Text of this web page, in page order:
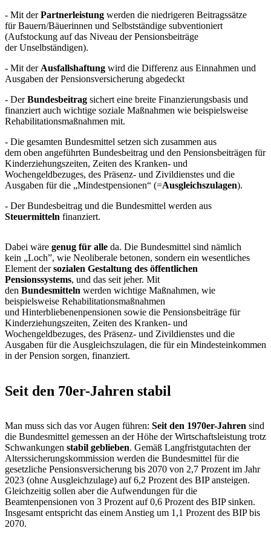
- Mit derPartnerleistung werden die niedrigeren Beitragssätze
für Bauern/Bäuerinnen und Selbstständige subventioniert
(Aufstockung auf das Niveau der Pensionsbeiträge
der Unselbständigen).
- Mit der Ausfallshaftung wird die Differenz aus Einnahmen und
Ausgaben der Pensionsversicherung abgedeckt
- DerBundesbeitrag sichert eine breite Finanzierungsbasis und
finanziert auch wichtige soziale Maßnahmen wie beispielsweise
Rehabilitationsmaßnahmen mit.
- Die gesamten Bundesmittel setzen sich zusammen aus
dem oben angeführten Bundesbeitrag und den Pensionsbeiträgen für
Kinderziehungszeiten, Zeiten des Kranken- und
Wochengeldbezuges, des Präsenz- und Zivildienstes und die
Ausgaben für die „Mindestpensionen“ (=Ausgleichszulagen).
- Der Bundesbeitrag und die Bundesmittel werden aus
Steuermitteln finanziert.
Dabei wäre genug für alle da. Die Bundesmittel sind nämlich
kein „Loch”, wie Neoliberale betonen, sondern ein wesentliches
Element dersozialen Gestaltung des öffentlichen
Pensionssystems, und das seit jeher. Mit
den Bundesmitteln werden wichtige Maßnahmen, wie
beispielsweise Rehabilitationsmaßnahmen
und Hinterbliebenenpensionen sowie die Pensionsbeiträge für
Kinderziehungszeiten, Zeiten des Kranken- und
Wochengeldbezuges, des Präsenz- und Zivildienstes und die
Ausgaben für die Ausgleichszulagen, die für ein Mindesteinkommen
in der Pension sorgen, finanziert.
Seit den 70er-Jahren stabil
Man muss sich das vor Augen führen: Seit den 1970er-Jahren sind
die Bundesmittel gemessen an der Höhe der Wirtschaftsleistung trotz
Schwankungen stabil geblieben. Gemäß Langfristgutachten der
Alterssicherungskommission werden die Bundesmittel für die
gesetzliche Pensionsversicherung bis 2070 von 2,7 Prozent im Jahr
2023 (ohne Ausgleichzulage) auf 6,2 Prozent des BIP ansteigen.
Gleichzeitig sollen aber die Aufwendungen für die
Beamtenpensionen von 3 Prozent auf 0,6 Prozent des BIP sinken.
Insgesamt entspricht das einem Anstieg um 1,1 Prozent des BIP bis
2070.